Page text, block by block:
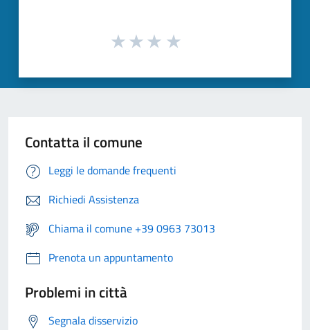
Contatta il comune
Leggi le domande frequenti
Richiedi Assistenza
Chiama il comune +39 0963 73013
Prenota un appuntamento
Problemi in città
Segnala disservizio